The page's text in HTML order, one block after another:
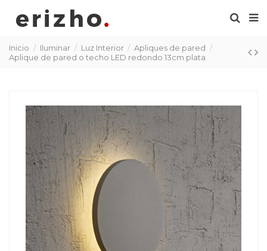
Inicio Iluminar Luz Interior
Apliques de pared
Aplique de pared o techo LED redondo 13cm plata